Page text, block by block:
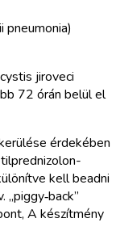
jiroveci
72 órán belül el
érdekében
kell beadni
„piggy‑back”
A készítmény